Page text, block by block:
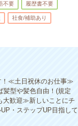
不要 履歴書不要
社食/補助あり
！≪土日祝休のお仕事≫
型や髪色自由！(規定
大歓迎≫新しいことにチ
・ステップUP目指して